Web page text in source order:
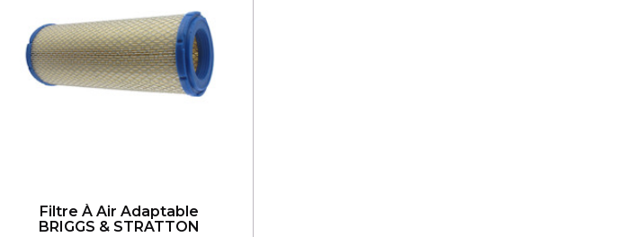
Filtre À Air Adaptable
BRIGGS & STRATTON